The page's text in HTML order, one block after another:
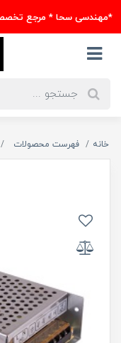
*مهندسی سحا * مرجع
خانه فهرست محصولات